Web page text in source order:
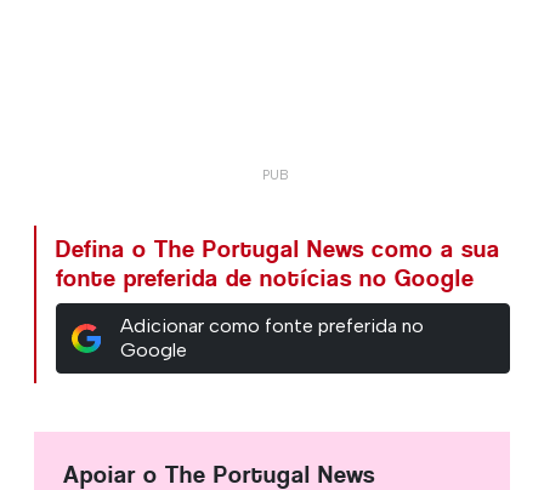
Defina o The Portugal News como a sua
fonte preferida de notícias no Google
Adicionar como fonte preferida no
Google
Apoiar o The Portugal News